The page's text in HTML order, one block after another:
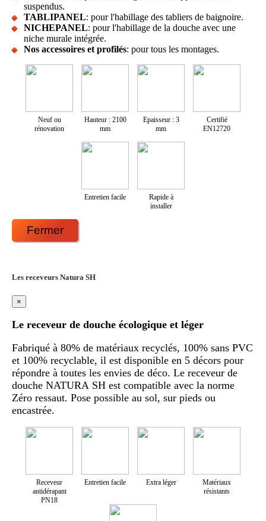
suspendus.
TABLIPANEL: pour l'habillage des tabliers de baignoire.
NICHEPANEL: pour l'habillage de la douche avec une
niche murale intégrée.
Nos accessoires et profilés: pour tous les montages.
Neuf ou
rénovation
Hauteur : 2100
mm
Epaisseur : 3
mm
Certifié
EN12720
Entretien facile
Rapide à
installer
Fermer
Les receveurs Natura SH
×
Le receveur de douche écologique et léger
Fabriqué à 80% de matériaux recyclés, 100% sans PVC
et 100% recyclable, il est disponible en 5 décors pour
répondre à toutes les envies de déco. Le receveur de
douche NATURA SH est compatible avec la norme
Zéro ressaut. Pose possible au sol, sur pieds ou
encastrée.
Receveur
antidérapant
PN18
Entretien facile Extra léger
Matériaux
résistants